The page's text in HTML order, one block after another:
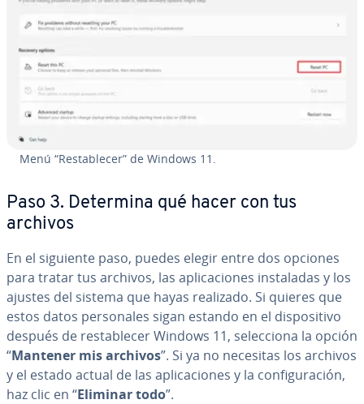
Menú “Re­s­ta­ble­cer” de Windows 11.
Paso 3. Determina qué hacer con tus
archivos
En el siguiente paso, puedes elegir entre dos opciones
para tratar tus archivos, las apli­ca­cio­nes in­s­ta­la­das y los
ajustes del sistema que hayas realizado. Si quieres que
estos datos pe­r­so­na­les sigan estando en el di­s­po­si­ti­vo
después de re­s­ta­ble­cer Windows 11, se­le­c­cio­na la opción
“Mantener mis archivos”. Si ya no necesitas los archivos
y el estado actual de las apli­ca­cio­nes y la co­n­fi­gu­ra­ción,
haz clic en “Eliminar todo”.